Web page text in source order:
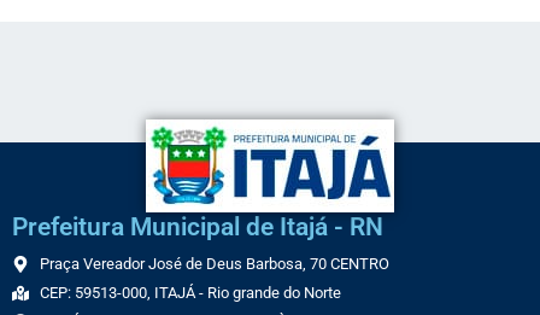
Prefeitura Municipal de Itajá - RN
Praça Vereador José de Deus Barbosa, 70 CENTRO
CEP: 59513-000, ITAJÁ - Rio grande do Norte